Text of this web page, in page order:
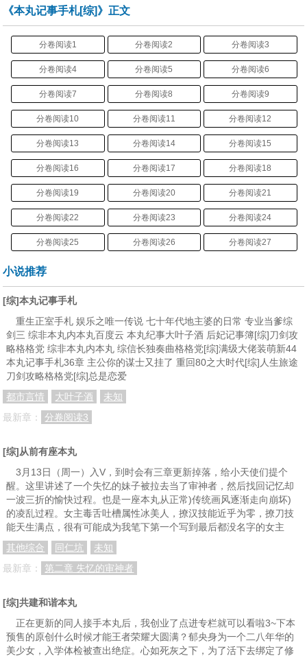
《本丸记事手札[综]》正文
分卷阅读1 分卷阅读2 分卷阅读3
分卷阅读4 分卷阅读5 分卷阅读6
分卷阅读7 分卷阅读8 分卷阅读9
分卷阅读10 分卷阅读11 分卷阅读12
分卷阅读13 分卷阅读14 分卷阅读15
分卷阅读16 分卷阅读17 分卷阅读18
分卷阅读19 分卷阅读20 分卷阅读21
分卷阅读22 分卷阅读23 分卷阅读24
分卷阅读25 分卷阅读26 分卷阅读27
分卷阅读28
分卷阅读34 分卷阅读35 分卷阅读36
分卷阅读37 分卷阅读38 分卷阅读39
分卷阅读40 分卷阅读41 分卷阅读42
分卷阅读43
分卷阅读46
分卷阅读55 分卷阅读56 分卷阅读57
分卷阅读58 分卷阅读59 分卷阅读60
分卷阅读64 分卷阅读65
分卷阅读73 分卷阅读74 分卷阅读75
小说推荐
[综]本丸记事手札
重生正室手札 娱乐之唯一传说 七十年代地主婆的日常 专业当爹综
剑三 综非本丸内本丸百度云 本丸纪事大叶子酒 后妃记事簿[综]刀剑攻
略格格党 综非本丸内本丸 综信长独奏曲格格党[综]满级大佬装萌新44
本丸记事手札36章 主公你的谋士又挂了 重回80之大时代[综]人生旅途
刀剑攻略格格党[综]总是恋爱
都市言情
大叶子酒
未知
最新章：
分卷阅读3
[综]从前有座本丸
3月13日（周一）入V，到时会有三章更新掉落，给小天使们提个
醒。这里讲述了一个失忆的妹子被拉去当了审神者，然后找回记忆却
一波三折的愉快过程。也是一座本丸从正常)传统画风逐渐走向崩坏)
的凌乱过程。女主毒舌吐槽属性冰美人，撩汉技能近乎为零，撩刀技
能天生满点，很有可能成为我笔下第一个写到最后都没名字的女主
其他综合
同仁坑
未知
最新章：
第二章 失忆的审神者
[综]共建和谐本丸
正在更新的同人接手本丸后，我创业了点进专栏就可以看啦3~下本
预售的原创什么时候才能王者荣耀大圆满？郁央身为一个二八年华的
美少女，入学体检被查出绝症。心如死灰之下，为了活下去绑定了修